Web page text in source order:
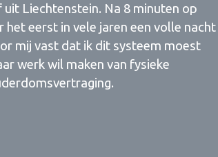
Liechtenstein. Na 8 minuten op
eerst in vele jaren een volle nacht
mij vast dat ik dit systeem moest
werk wil maken van fysieke